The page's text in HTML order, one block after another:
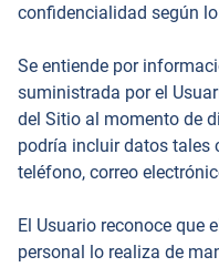
confidencialidad según
Se entiende por
suministrada por el
del Sitio al momento de
podría incluir datos tales
teléfono, correo
El Usuario reconoce que
personal lo realiza de